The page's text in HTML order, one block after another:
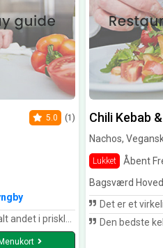
5.0 (1)
i prisklassen
Chili Kebab
Nachos,
Lukket Åbent
Bagsværd
Det er et
Den bedste